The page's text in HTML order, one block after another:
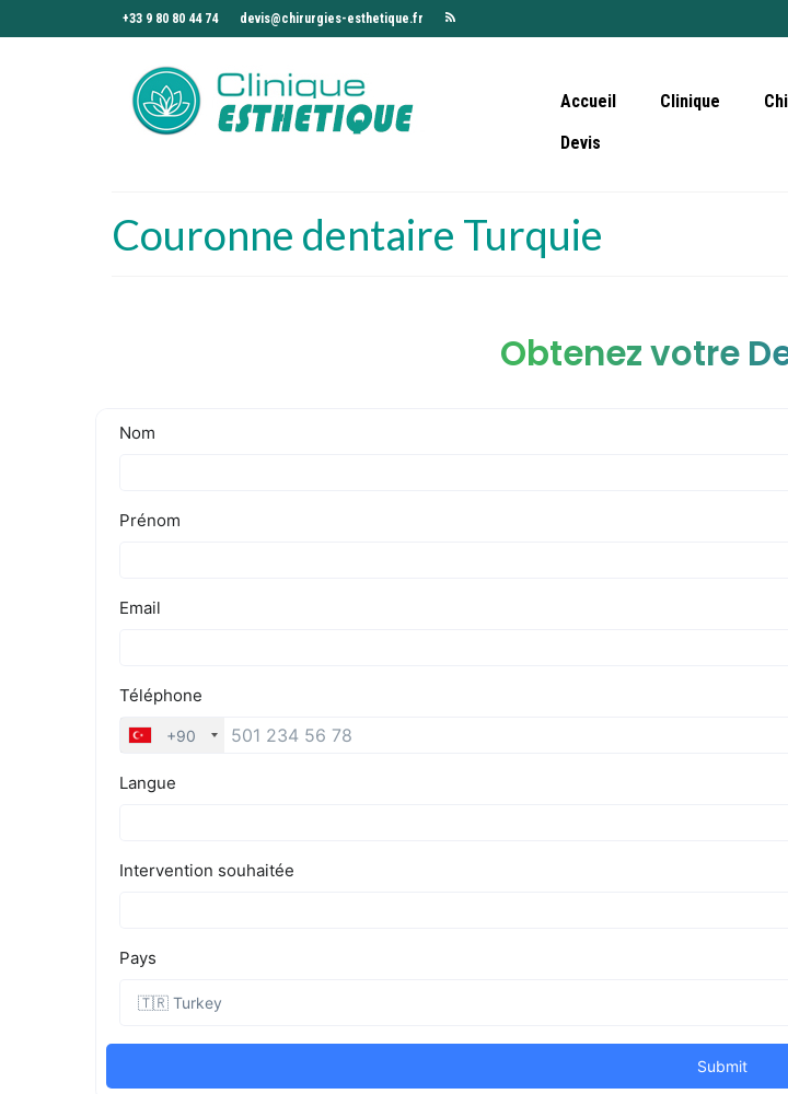
+33 9 80 80 44 74 devis@chirurgies-esthetique.fr
Accueil Clinique
Devis
Couronne dentaire Turquie
Obtenez votre